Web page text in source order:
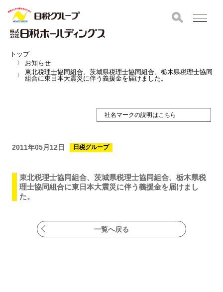
トップ
お知らせ
東北税理士協同組合、茨城県税理士協同組合、栃木県税理士協同
組合に東日本大震災に伴う義援金を届けました。
社名マークの説明はこちら
2011年05月12日 日税グループ
東北税理士協同組合、茨城県税理士協同組合、栃木県税
理士協同組合に東日本大震災に伴う義援金を届けまし
た。
一覧へ戻る